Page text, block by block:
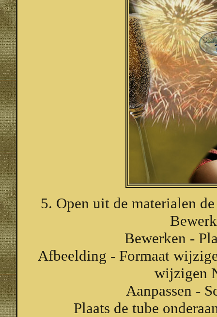
5. Open uit de materialen
Bewerken -
Afbeelding - Formaat
wijzigen
Aanpassen -
Plaats de tube